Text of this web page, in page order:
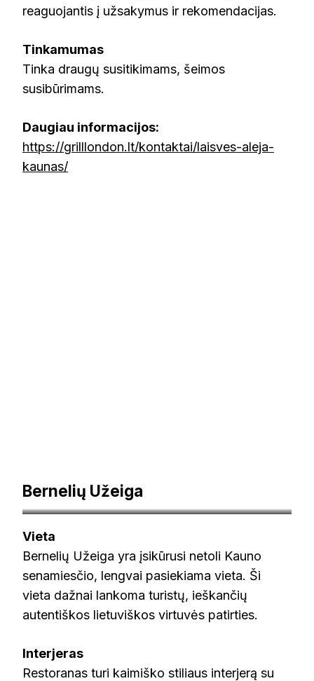
reaguojantis į užsakymus ir rekomendacijas.
Tinkamumas
Tinka draugų susitikimams, šeimos
susibūrimams.
Daugiau informacijos:
https://grilllondon.lt/kontaktai/laisves-aleja-
kaunas/
Bernelių Užeiga
Vieta
Bernelių Užeiga yra įsikūrusi netoli Kauno
senamiesčio, lengvai pasiekiama vieta. Ši
vieta dažnai lankoma turistų, ieškančių
autentiškos lietuviškos virtuvės patirties.
Interjeras
Restoranas turi kaimiško stiliaus interjerą su